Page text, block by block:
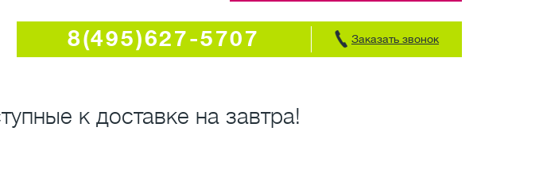
8(495)627-5707 Заказать звонок
к доставке на завтра!